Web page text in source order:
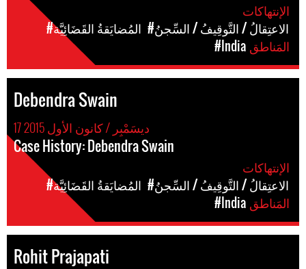
#المُضايَقةُ القَضَائِيَّة
#الاعتِقالُ / التَّوقِيفُ / السِّجنُ
#India
Debendra Swain
17 ديسَمْبِر / كانون الأول 2015
Case History: Debendra Swain
#المُضايَقةُ القَضَائِيَّة
#الاعتِقالُ / التَّوقِيفُ / السِّجنُ
#India
Rohit Prajapati